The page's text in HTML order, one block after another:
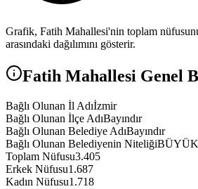
Grafik, Fatih Mahallesi'nin toplam
arasındaki dağılımını gösterir.
Fatih Mahallesi Genel
Bağlı Olunan İl Adıİzmir
Bağlı Olunan İlçe AdıBayındır
Bağlı Olunan Belediye AdıBayındır
Bağlı Olunan Belediyenin Niteliği
Toplam Nüfusu3.405
Erkek Nüfusu1.687
Kadın Nüfusu1.718